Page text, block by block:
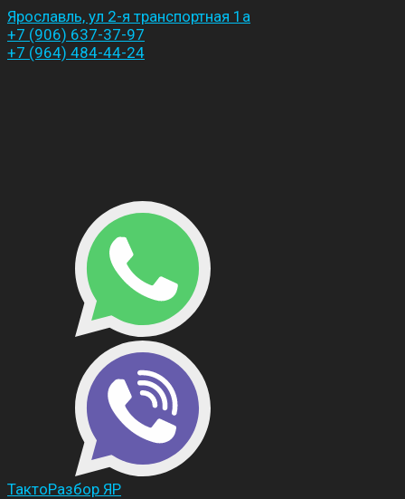
Ярославль, ул 2-я транспортная 1а
+7 (906) 637-37-97
+7 (964) 484-44-24
ТактоРазбор ЯР